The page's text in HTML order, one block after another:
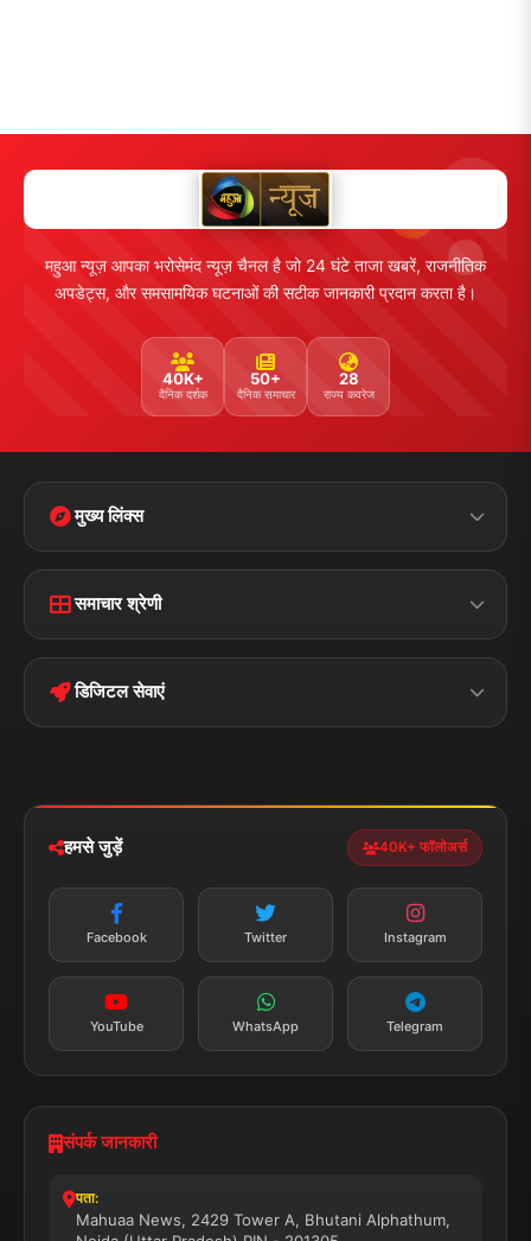
महुआ न्यूज़ आपका भरोसेमंद न्यूज़ चैनल है जो 24 घंटे ताजा खबरें, राजनीतिक
अपडेट्स, और समसामयिक घटनाओं की सटीक जानकारी प्रदान करता है।
40K+
दैनिक दर्शक
50+
दैनिक समाचार
28
राज्य कवरेज
मुख्य लिंक्स
Disclaimer
Terms &
Privacy Policy
समाचार श्रेणी
पॉलिटिकल झारखण्ड
डिजिटल सेवाएं
न्यूज़ अलर्ट
सब्सक्राइब करें
हमसे जुड़ें 40K+ फॉलोअर्स
Facebook Twitter Instagram
YouTube WhatsApp Telegram
संपर्क जानकारी
पता:
Mahuaa News, 2429 Tower A, Bhutani Alphathum,